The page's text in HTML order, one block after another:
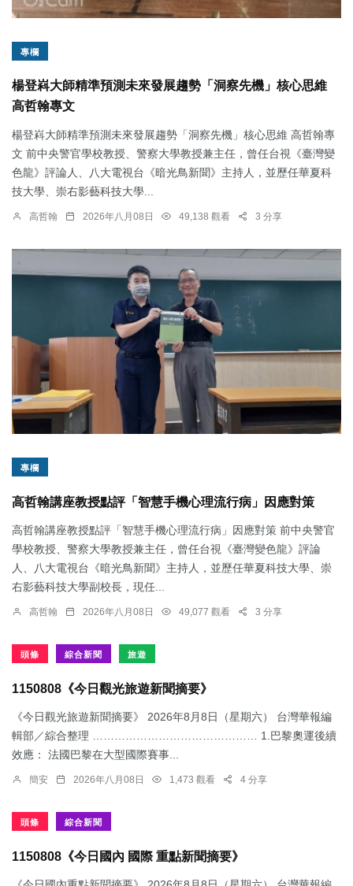
專欄
楊登嵙大師精準預測未來發展趨勢「洞察先機」核心思維
高哲翰專文
楊登嵙大師精準預測未來發展趨勢「洞察先機」核心思維 高哲翰專
文 前中央警官學校教授、警察大學教授兼主任，曾任台視《臺灣變
色龍》評論人、八大電視台《暗光鳥新聞》主持人，並歷任華夏科
技大學、崇右影藝科技大學...
高哲翰 2026年八月08日 49,138 觀看 3 分享
專欄
高哲翰講座教授點評「智慧手機心理流行病」因應對策
高哲翰講座教授點評「智慧手機心理流行病」因應對策 前中央警官
學校教授、警察大學教授兼主任，曾任台視《臺灣變色龍》評論
人、八大電視台《暗光鳥新聞》主持人，並歷任華夏科技大學、崇
右影藝科技大學副校長，現任...
高哲翰 2026年八月08日 49,077 觀看 3 分享
頭條 綜合新聞 旅遊
1150808《今日觀光旅遊新聞摘要》
《今日觀光旅遊新聞摘要》 2026年8月8日（星期六） 台灣華報編
輯部／綜合整理 ……………………………………… 1.​巴黎奧運後續
效應： 法國巴黎在大型國際賽事...
簡安 2026年八月08日 1,473 觀看 4 分享
頭條 綜合新聞
1150808《今日國內 國際 重點新聞摘要》